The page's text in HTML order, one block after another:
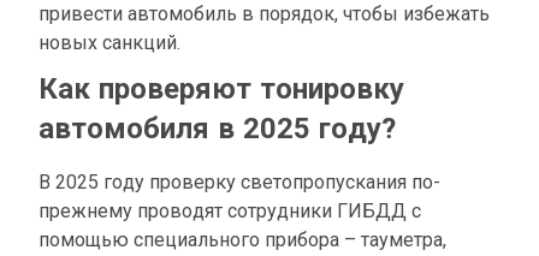
привести автомобиль в порядок, чтобы избежать
новых санкций.
Как проверяют тонировку
автомобиля в 2025 году?
В 2025 году проверку светопропускания по-
прежнему проводят сотрудники ГИБДД с
помощью специального прибора – тауметра,